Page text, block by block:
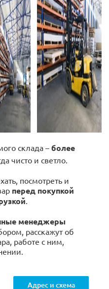
склада – более
чисто и светло.
посмотреть и
перед покупкой
.
менеджеры
расскажут об
работе с ним,
Адрес и схема